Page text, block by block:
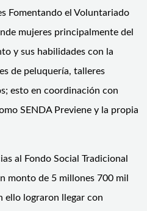
Fomentando el Voluntariado
mujeres principalmente del
y sus habilidades con la
de peluquería, talleres
esto en coordinación con
SENDA Previene y la propia
al Fondo Social Tradicional
monto de 5 millones 700 mil
ello lograron llegar con